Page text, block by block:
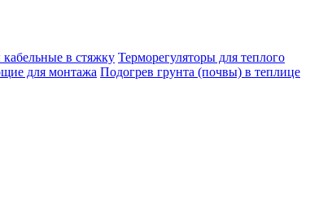
в стяжку Терморегуляторы для теплого
для монтажа Подогрев грунта (почвы) в теплице